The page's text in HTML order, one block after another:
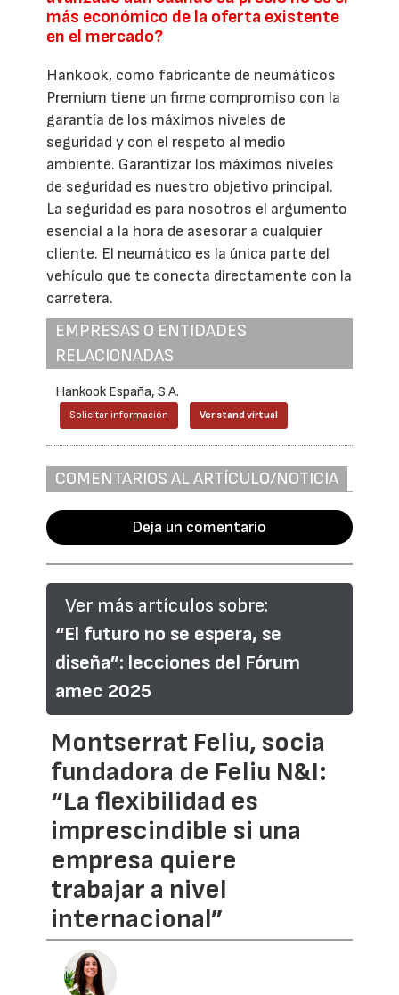
más económico de la oferta existente
en el mercado?
Hankook, como fabricante de neumáticos
Premium tiene un firme compromiso con la
garantía de los máximos niveles de
seguridad y con el respeto al medio
ambiente. Garantizar los máximos niveles
de seguridad es nuestro objetivo principal.
La seguridad es para nosotros el argumento
esencial a la hora de asesorar a cualquier
cliente. El neumático es la única parte del
vehículo que te conecta directamente con la
carretera.
EMPRESAS O ENTIDADES
RELACIONADAS
Hankook España, S.A.
Solicitar información Ver stand virtual
COMENTARIOS AL ARTÍCULO/NOTICIA
Deja un comentario
Ver más artículos sobre:
“El futuro no se espera, se
diseña”: lecciones del Fórum
amec 2025
Montserrat Feliu, socia
fundadora de Feliu N&I:
“La flexibilidad es
imprescindible si una
empresa quiere
trabajar a nivel
internacional”